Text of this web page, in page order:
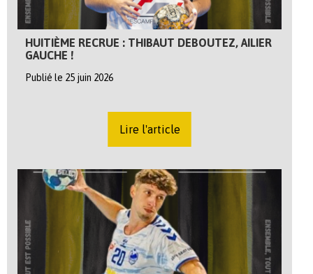
HUITIÈME RECRUE : THIBAUT DEBOUTEZ, AILIER
GAUCHE !
Publié le 25 juin 2026
Lire l'article